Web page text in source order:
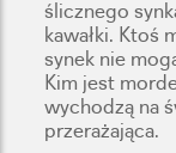
ślicznego
kawałki. Ktoś
synek nie
Kim jest
wychodzą na
przerażająca.